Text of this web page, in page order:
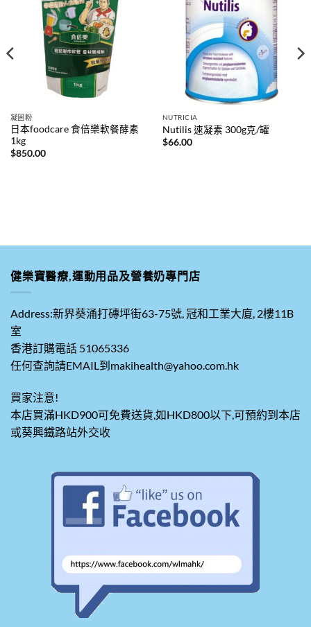
凝固粉
日本foodcare 食倍樂軟餐酵素
1kg
$850.00
NUTRICIA
Nutilis 速凝素 300g克/罐
$66.00
健樂寶醫療,運動用品及營養奶專門店
Address:新界葵涌打磚坪街63-75號, 冠和工業大廈, 2樓11B
室
香港訂購電話 51065336
任何查詢請EMAIL到makihealth@yahoo.com.hk
買家注意!
本店買滿HKD900可免費送貨,如HKD800以下,可預約到本店
或葵興鐵路站外交收